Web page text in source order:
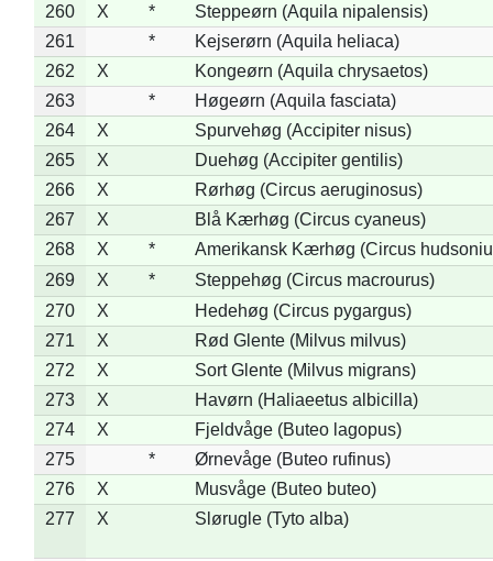
260
X *
Steppeørn (Aquila nipalensis)
261
*
Kejserørn (Aquila heliaca)
262
X
Kongeørn (Aquila chrysaetos)
263
*
Høgeørn (Aquila fasciata)
264
X
Spurvehøg (Accipiter nisus)
265
X
Duehøg (Accipiter gentilis)
266
X
Rørhøg (Circus aeruginosus)
267
X
Blå Kærhøg (Circus cyaneus)
268
X *
Amerikansk Kærhøg (Circus
269
X *
Steppehøg (Circus macrourus)
270
X
Hedehøg (Circus pygargus)
271
X
Rød Glente (Milvus milvus)
272
X
Sort Glente (Milvus migrans)
273
X
Havørn (Haliaeetus albicilla)
274
X
Fjeldvåge (Buteo lagopus)
275
*
Ørnevåge (Buteo rufinus)
276
X
Musvåge (Buteo buteo)
277
X Slørugle (Tyto alba)